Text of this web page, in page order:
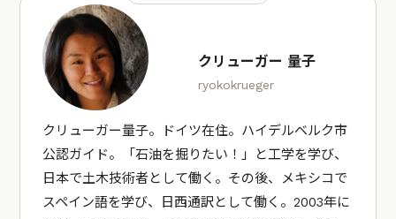
クリューガー 量子
ryokokrueger
クリューガー量子。ドイツ在住。ハイデルベルク市
公認ガイド。「石油を掘りたい！」と工学を学び、
日本で土木技術者として働く。その後、メキシコで
スペイン語を学び、日西通訳として働く。2003年に